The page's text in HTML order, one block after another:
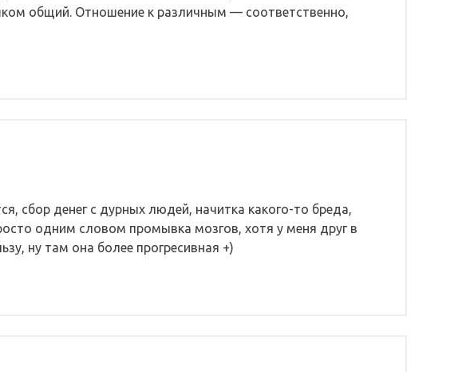
общий. Отношение к различным — соответственно,
сбор денег с дурных людей, начитка какого-то бреда,
одним словом промывка мозгов, хотя у меня друг в
ну там она более прогресивная +)